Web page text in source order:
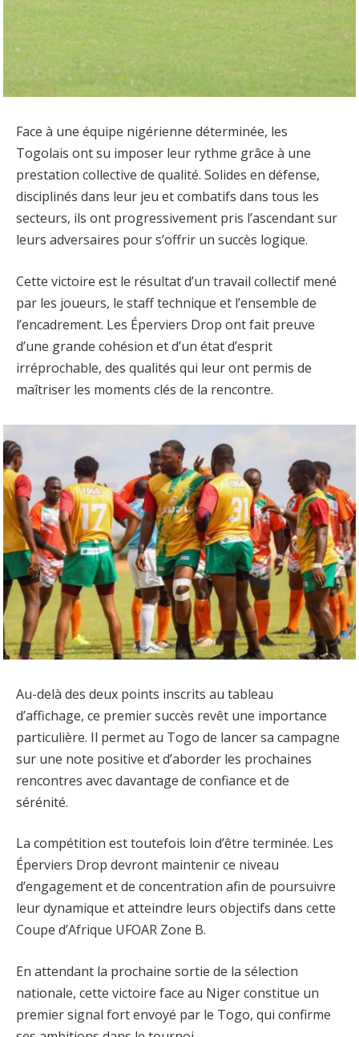
Face à une équipe nigérienne déterminée, les
Togolais ont su imposer leur rythme grâce à une
prestation collective de qualité. Solides en défense,
disciplinés dans leur jeu et combatifs dans tous les
secteurs, ils ont progressivement pris l’ascendant sur
leurs adversaires pour s’offrir un succès logique.
Cette victoire est le résultat d’un travail collectif mené
par les joueurs, le staff technique et l’ensemble de
l’encadrement. Les Éperviers Drop ont fait preuve
d’une grande cohésion et d’un état d’esprit
irréprochable, des qualités qui leur ont permis de
maîtriser les moments clés de la rencontre.
Au-delà des deux points inscrits au tableau
d’affichage, ce premier succès revêt une importance
particulière. Il permet au Togo de lancer sa campagne
sur une note positive et d’aborder les prochaines
rencontres avec davantage de confiance et de
sérénité.
La compétition est toutefois loin d’être terminée. Les
Éperviers Drop devront maintenir ce niveau
d’engagement et de concentration afin de poursuivre
leur dynamique et atteindre leurs objectifs dans cette
Coupe d’Afrique UFOAR Zone B.
En attendant la prochaine sortie de la sélection
nationale, cette victoire face au Niger constitue un
premier signal fort envoyé par le Togo, qui confirme